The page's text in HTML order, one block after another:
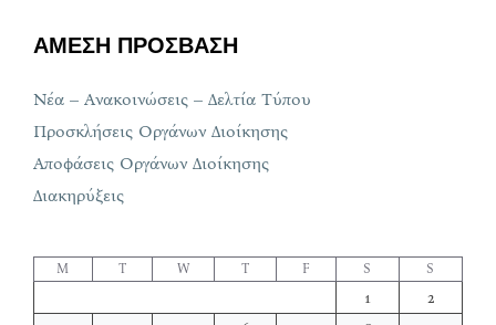
ΑΜΕΣΗ ΠΡΟΣΒΑΣΗ
Νέα – Ανακοινώσεις – Δελτία Τύπου
Προσκλήσεις Οργάνων Διοίκησης
Αποφάσεις Οργάνων Διοίκησης
Διακηρύξεις
M T W T F S S
1
2